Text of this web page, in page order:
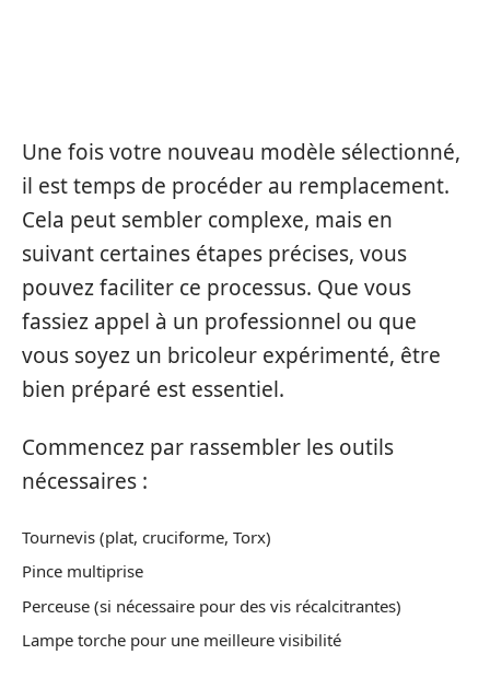
Une fois votre nouveau modèle sélectionné,
il est temps de procéder au remplacement.
Cela peut sembler complexe, mais en
suivant certaines étapes précises, vous
pouvez faciliter ce processus. Que vous
fassiez appel à un professionnel ou que
vous soyez un bricoleur expérimenté, être
bien préparé est essentiel.
Commencez par rassembler les outils
nécessaires :
Tournevis (plat, cruciforme, Torx)
Pince multiprise
Perceuse (si nécessaire pour des vis récalcitrantes)
Lampe torche pour une meilleure visibilité